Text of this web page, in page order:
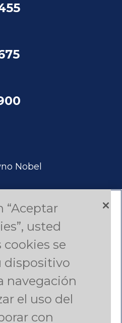
Nobel
“Aceptar
usted
cookies se
dispositivo
navegación
el uso del
con